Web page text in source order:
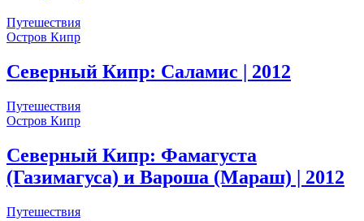
Путешествия
Остров Кипр
Северный Кипр: Саламис | 2012
Путешествия
Остров Кипр
Северный Кипр: Фамагуста
(Газимагуса) и Вароша (Мараш) | 2012
Путешествия